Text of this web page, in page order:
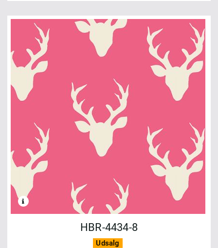
HBR-4434-8
Udsalg